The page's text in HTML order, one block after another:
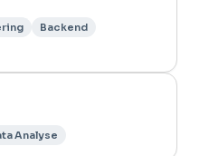
Backend
Analyse